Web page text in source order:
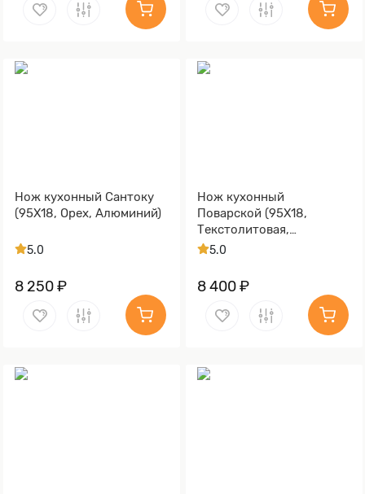
Нож кухонный Сантоку
(95Х18, Орех, Алюминий)
5.0
8 250 ₽
Нож кухонный
Поварской (95Х18,
Текстолитовая,
Алюминий)
5.0
8 400 ₽